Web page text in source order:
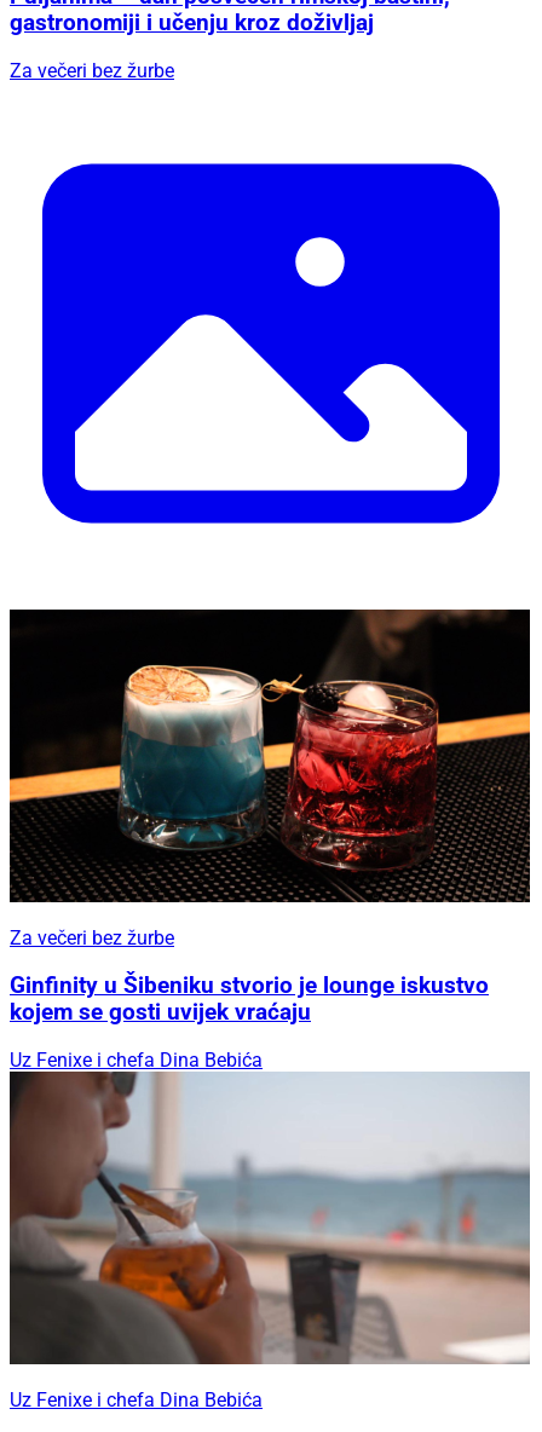
gastronomiji i učenju kroz doživljaj
Za večeri bez žurbe
Za večeri bez žurbe
Ginfinity u Šibeniku stvorio je lounge iskustvo
kojem se gosti uvijek vraćaju
Uz Fenixe i chefa Dina Bebića
Uz Fenixe i chefa Dina Bebića